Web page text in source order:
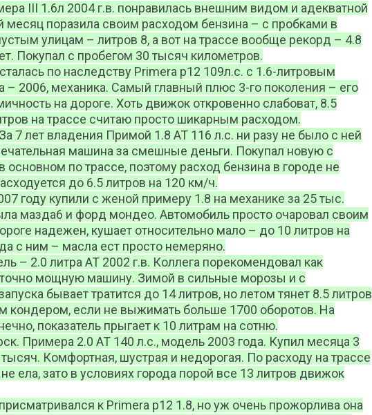
III 1.6л 2004 г.в. понравилась внешним видом и адекватной
поразила своим расходом бензина – с пробками в
улицам – литров 8, а вот на трассе вообще рекорд – 4.8
Покупал с пробегом 30 тысяч километров.
по наследству Primera p12 109л.с. с 1.6-литровым
2006, механика. Самый главный плюс 3-го поколения – его
на дороге. Хоть движок откровенно слабоват, 8.5
на трассе считаю просто шикарным расходом.
7 лет владения Примой 1.8 АТ 116 л.с. ни разу не было с ней
машина за смешные деньги. Покупал новую с
основном по трассе, поэтому расход бензина в городе не
до 6.5 литров на 120 км/ч.
году купили с женой примеру 1.8 на механике за 25 тыс.
мазда6 и форд мондео. Автомобиль просто очаровал своим
надежен, кушает относительно мало – до 10 литров на
с ним – масла ест просто немеряно.
– 2.0 литра АТ 2002 г.в. Коллега порекомендовал как
мощную машину. Зимой в сильные морозы и с
бывает тратится до 14 литров, но летом тянет 8.5 литров
кондером, если не выжимать больше 1700 оборотов. На
показатель прыгает к 10 литрам на сотню.
Примера 2.0 АТ 140 л.с., модель 2003 года. Купил месяца 3
Комфортная, шустрая и недорогая. По расходу на трассе
ела, зато в условиях города порой все 13 литров движок
к Primera p12 1.8, но уж очень прожорлива она